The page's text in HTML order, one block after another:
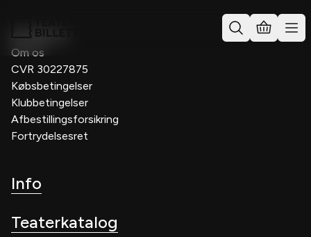
Kontakt os
Om os
CVR 30227875
Købsbetingelser
Klubbetingelser
Afbestillingsforsikring
Fortrydelsesret
Info
Teaterkatalog